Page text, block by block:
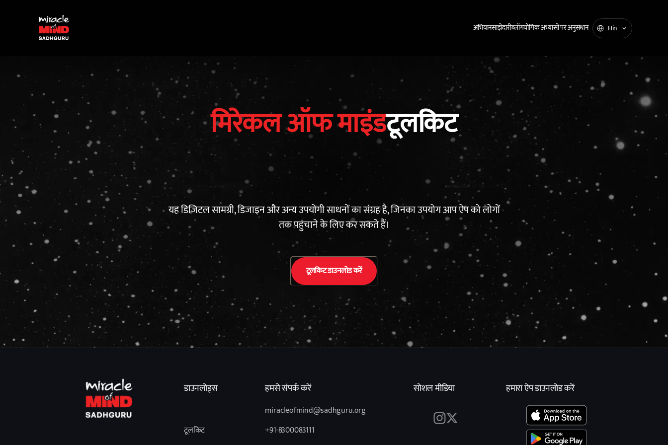
अभियानसाझेदारीब्लॉगयोगिक अभ्यासों पर अनुसंधान Hin
मिरेकल ऑफ माइंडटूलकिट
यह डिजिटल सामग्री, डिजाइन और अन्य उपयोगी साधनों का संग्रह है, जिनका उपयोग आप ऐप को लोगों
तक पहुंचाने के लिए कर सकते हैं।
टूलकिट डाउनलोड करें
डाउनलोड्स
टूलकिट
हमसे संपर्क करें
miracleofmind@sadhguru.org
+91-8300083111
सोशल मीडिया हमारा ऐप डाउनलोड करें